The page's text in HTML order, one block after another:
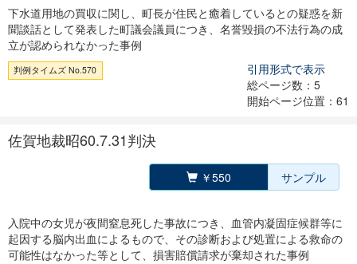
下水道用地の買収に関し、町長が住民と癒着しているとの疑惑を新
聞談話として発表した町議会議員につき、名誉毀損の不法行為の成
立が認められなかった事例
判例タイムズ No.570
引用形式で表示
総ページ数：5
開始ページ位置：61
佐賀地裁昭60.7.31判決
￥550 サンプル
入院中の女児が夜間窒息死した事故につき、血管内凝固症候群等に
起因する脳内出血によるもので、その診断および処置による救命の
可能性はなかった等として、損害賠償請求が棄却された事例